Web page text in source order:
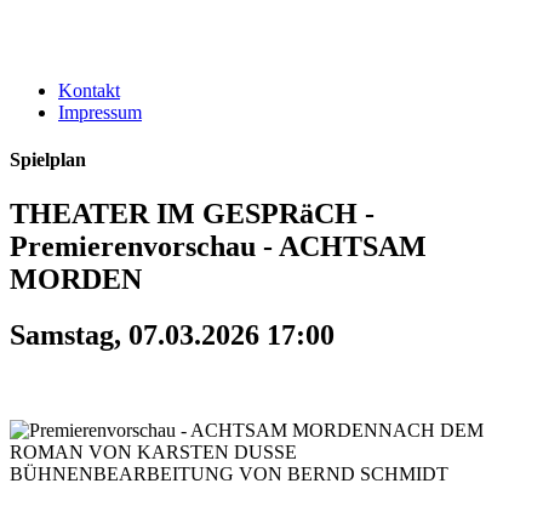
Kontakt
Impressum
Spielplan
THEATER IM GESPRäCH -
Premierenvorschau - ACHTSAM
MORDEN
Samstag, 07.03.2026 17:00
NACH DEM
ROMAN VON KARSTEN DUSSE
BÜHNENBEARBEITUNG VON BERND SCHMIDT